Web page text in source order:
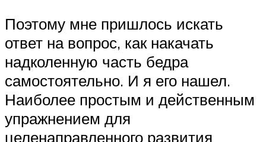
Поэтому мне пришлось искать
ответ на вопрос, как накачать
надколенную часть бедра
самостоятельно. И я его нашел.
Наиболее простым и действенным
упражнением для
целенаправленного развития